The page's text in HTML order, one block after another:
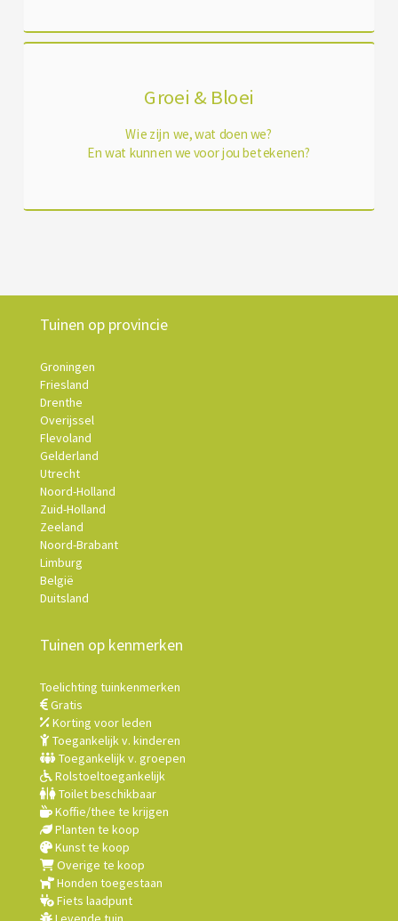
Groei & Bloei
Wie zijn we, wat doen we?
En wat kunnen we voor jou betekenen?
Tuinen op provincie
Groningen
Friesland
Drenthe
Overijssel
Flevoland
Gelderland
Utrecht
Noord-Holland
Zuid-Holland
Zeeland
Noord-Brabant
Limburg
België
Duitsland
Tuinen op kenmerken
Toelichting tuinkenmerken
Gratis
Korting voor leden
Toegankelijk v. kinderen
Toegankelijk v. groepen
Rolstoeltoegankelijk
Toilet beschikbaar
Koffie/thee te krijgen
Planten te koop
Kunst te koop
Overige te koop
Honden toegestaan
Fiets laadpunt